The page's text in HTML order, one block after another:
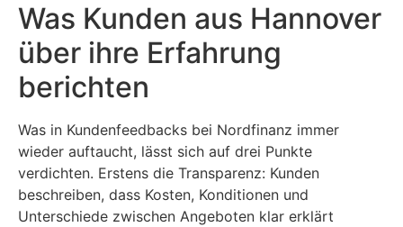
Was Kunden aus Hannover
über ihre Erfahrung
berichten
Was in Kundenfeedbacks bei Nordfinanz immer
wieder auftaucht, lässt sich auf drei Punkte
verdichten. Erstens die Transparenz: Kunden
beschreiben, dass Kosten, Konditionen und
Unterschiede zwischen Angeboten klar erklärt